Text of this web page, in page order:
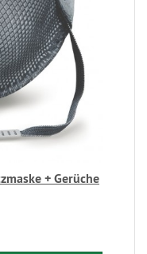
+ Gerüche